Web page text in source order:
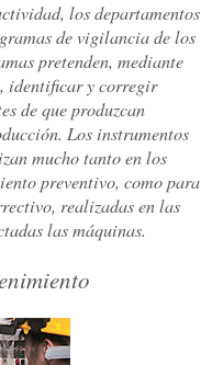
los departamentos
de vigilancia de los
pretenden, mediante
identificar y corregir
de que produzcan
Los instrumentos
mucho tanto en los
preventivo, como para
realizadas en las
las máquinas.